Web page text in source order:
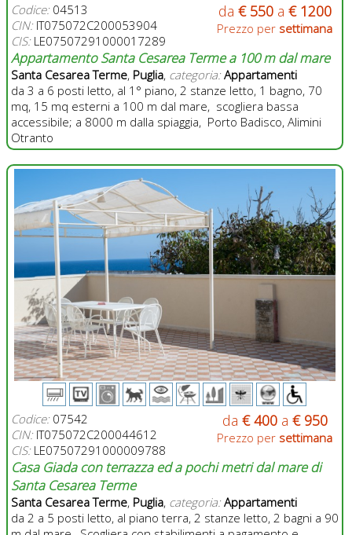
da € 550a € 1200
Prezzo per settimana
Codice:04513
CIN:IT075072C200053904
CIS:LE07507291000017289
Appartamento Santa Cesarea Terme a 100 m dal mare
Santa Cesarea Terme, Puglia, categoria: Appartamenti
da 3 a 6 posti letto, al 1° piano, 2 stanze letto, 1 bagno, 70
mq, 15 mq esterni a 100 m dal mare, scogliera bassa
accessibile; a 8000 m dalla spiaggia, Porto Badisco, Alimini
Otranto
da € 400a € 950
Prezzo per settimana
Codice:07542
CIN:IT075072C200044612
CIS:LE07507291000009788
Casa Giada con terrazza ed a pochi metri dal mare di
Santa Cesarea Terme
Santa Cesarea Terme, Puglia, categoria: Appartamenti
da 2 a 5 posti letto, al piano terra, 2 stanze letto, 2 bagni a 90